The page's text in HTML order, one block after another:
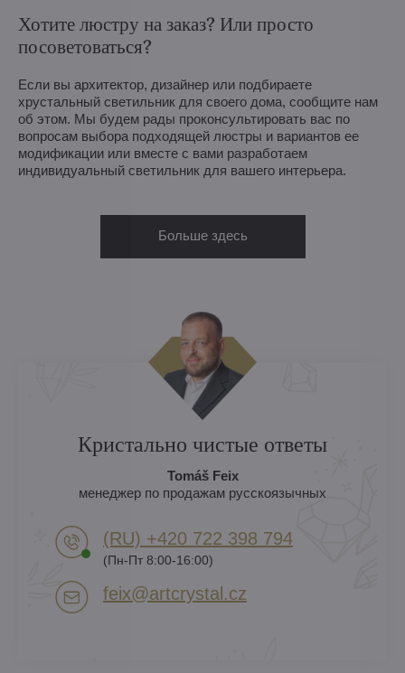
Хотите люстру на заказ? Или просто
посоветоваться?
Если вы архитектор, дизайнер или подбираете
хрустальный светильник для своего дома, сообщите нам
об этом. Мы будем рады проконсультировать вас по
вопросам выбора подходящей люстры и вариантов ее
модификации или вместе с вами разработаем
индивидуальный светильник для вашего интерьера.
Больше здесь
Кристально чистые ответы
Tomáš Feix
менеджер по продажам русскоязычных
(RU) +420 722 398 794​
(Пн-Пт 8:00-16:00)
feix​@artcrystal​.cz